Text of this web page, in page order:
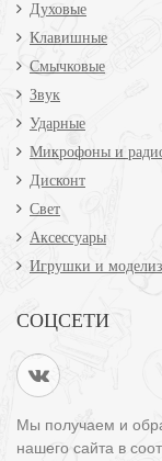
Духовые
Клавишные
Смычковые
Звук
Ударные
Микрофоны и
Дисконт
Свет
Аксессуары
Игрушки и
СОЦСЕТИ
Мы получаем и
нашего сайта в